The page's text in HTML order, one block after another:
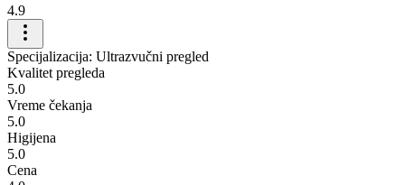
4.9
Specijalizacija: Ultrazvučni pregled
Kvalitet pregleda
5.0
Vreme čekanja
5.0
Higijena
5.0
Cena